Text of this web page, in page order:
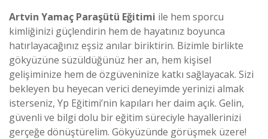
Artvin Yamaç Paraşütü Eğitimi ile hem sporcu
kimliğinizi güçlendirin hem de hayatınız boyunca
hatırlayacağınız eşsiz anılar biriktirin. Bizimle birlikte
gökyüzüne süzüldüğünüz her an, hem kişisel
gelişiminize hem de özgüveninize katkı sağlayacak. Sizi
bekleyen bu heyecan verici deneyimde yerinizi almak
isterseniz, Yp Eğitimi’nin kapıları her daim açık. Gelin,
güvenli ve bilgi dolu bir eğitim süreciyle hayallerinizi
gerçeğe dönüştürelim. Gökyüzünde görüşmek üzere!